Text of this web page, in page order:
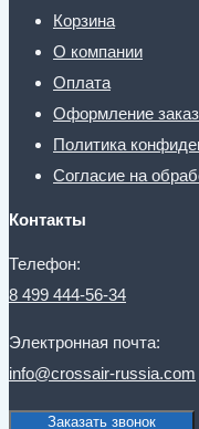
Корзина
О компании
Оплата
Оформление
Политика
Согласие на
Контакты
Телефон:
8 499 444-56-34
Электронная почта:
info@crossair-russia.com
Заказать звонок